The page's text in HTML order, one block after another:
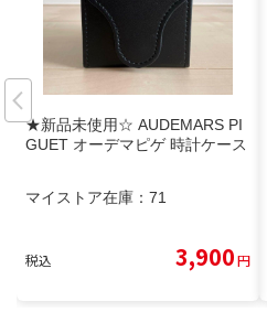
★新品未使用☆ AUDEMARS PI
GUET オーデマピゲ 時計ケース
マイストア在庫： 71
税込 3,900円